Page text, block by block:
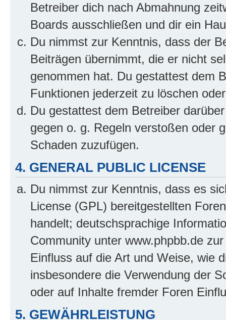
Betreiber dich nach Abmahnung
Boards ausschließen und dir ein
Du nimmst zur Kenntnis, dass der
Beiträgen übernimmt, die er nicht
genommen hat. Du gestattest dem
Funktionen jederzeit zu löschen
Du gestattest dem Betreiber
gegen o. g. Regeln verstoßen oder
Schaden zuzufügen.
4. GENERAL PUBLIC LICENSE
Du nimmst zur Kenntnis, dass es
License (GPL) bereitgestellten
handelt; deutschsprachige
Community unter www.phpbb.de
Einfluss auf die Art und Weise, wie
insbesondere die Verwendung der
oder auf Inhalte fremder Foren
5. GEWÄHRLEISTUNG